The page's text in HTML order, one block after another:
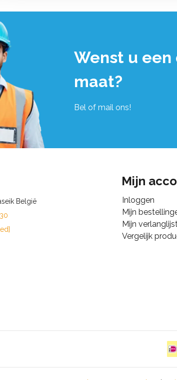
Wenst u
maat?
Bel of mail ons!
België
Mijn
Inloggen
Mijn
Mijn
Vergelijk